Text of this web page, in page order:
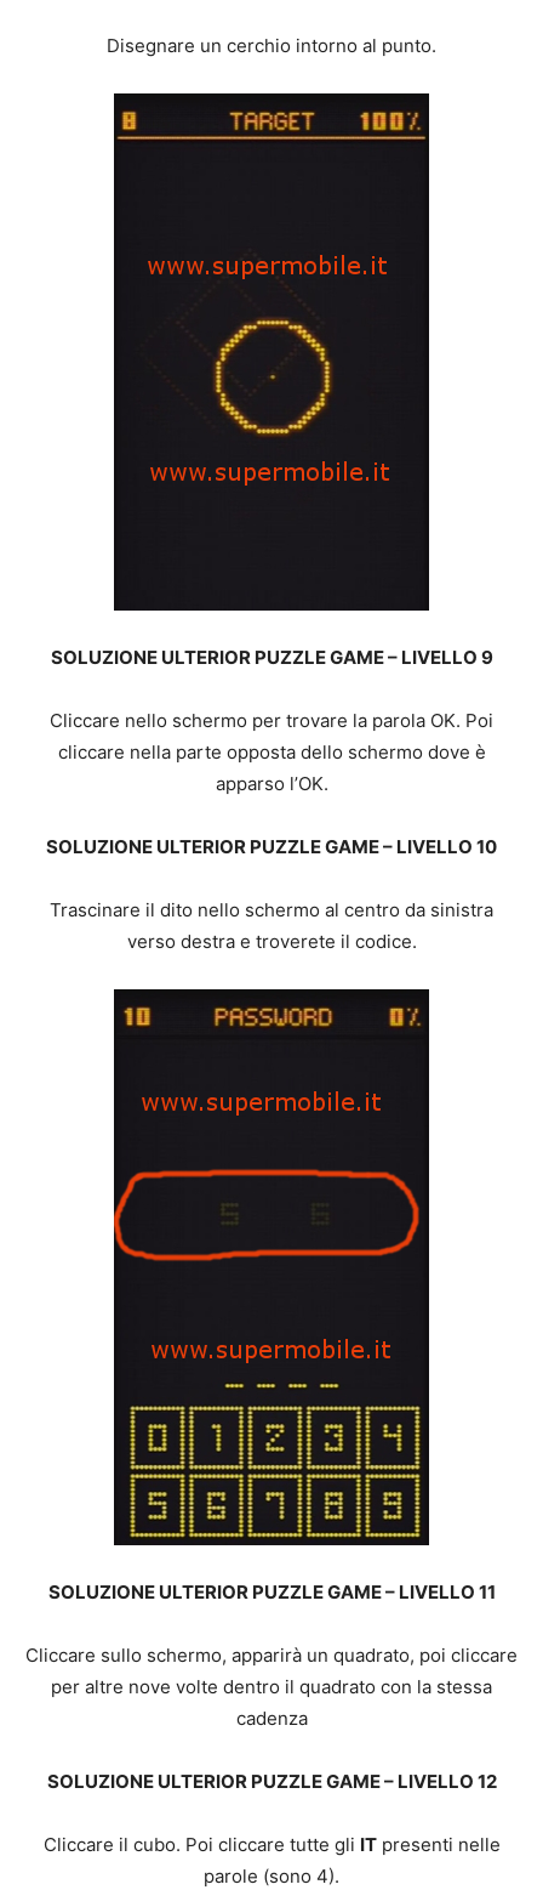
Disegnare un cerchio intorno al punto.
SOLUZIONE ULTERIOR PUZZLE GAME – LIVELLO 9
Cliccare nello schermo per trovare la parola OK. Poi
cliccare nella parte opposta dello schermo dove è
apparso l’OK.
SOLUZIONE ULTERIOR PUZZLE GAME – LIVELLO 10
Trascinare il dito nello schermo al centro da sinistra
verso destra e troverete il codice.
SOLUZIONE ULTERIOR PUZZLE GAME – LIVELLO 11
Cliccare sullo schermo, apparirà un quadrato, poi cliccare
per altre nove volte dentro il quadrato con la stessa
cadenza
SOLUZIONE ULTERIOR PUZZLE GAME – LIVELLO 12
Cliccare il cubo. Poi cliccare tutte gli ITpresenti nelle
parole (sono 4).